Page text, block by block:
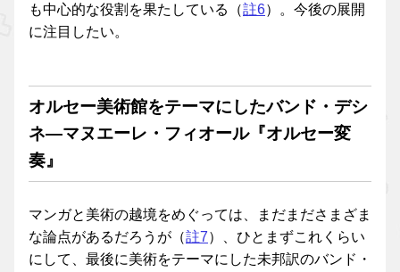
も中心的な役割を果たしている（註6）。今後の展開
に注目したい。
オルセー美術館をテーマにしたバンド・デシ
ネ―マヌエーレ・フィオール『オルセー変
奏』
マンガと美術の越境をめぐっては、まだまださまざま
な論点があるだろうが（註7）、ひとまずこれくらい
にして、最後に美術をテーマにした未邦訳のバンド・